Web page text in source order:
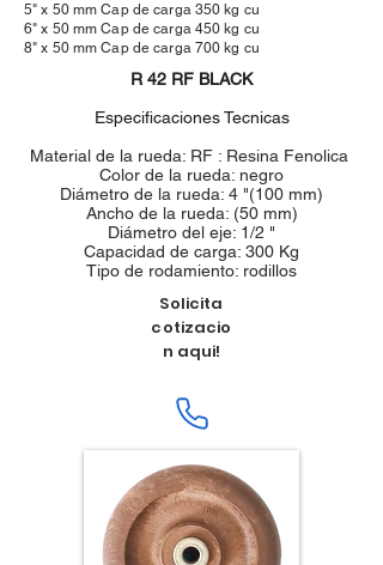
R 42 RF BLACK
Especificaciones Tecnicas
Material de la rueda: RF : Resina Fenolica
Color de la rueda: negro
Diámetro de la rueda: 4 "(100 mm)
Ancho de la rueda: (50 mm)
Diámetro del eje: 1/2 "
Capacidad de carga: 300 Kg
Tipo de rodamiento: rodillos
5" x 50 mm Cap de carga 350 kg cu
6" x 50 mm Cap de carga 450 kg cu
8" x 50 mm Cap de carga 700 kg cu
Solicita
cotizacio
n aqui!